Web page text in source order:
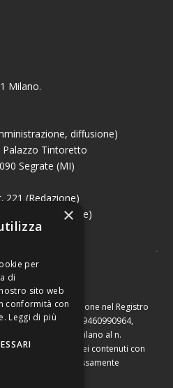
Milano.
diffusione)
Tintoretto
Segrate (MI)
221 (Redazione)
224 (Commerciale)
– Numero di iscrizione nel Registro
e codice fiscale 09460990964,
Amministrativo di Milano al n.
anche parziale, dei contenuti con
se non espressamente
×
per
di
sito web
conformità con
Leggi di più